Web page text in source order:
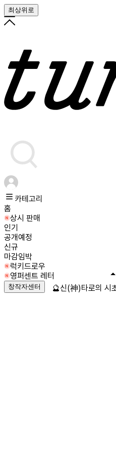
최상위로
카테고리
홈
상시 판매
인기
공개예정
신규
마감임박
럭키드로우
영퍼센트 레터
창작자센터 🔮신(神)타로의 시